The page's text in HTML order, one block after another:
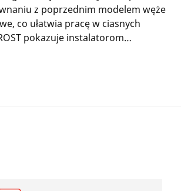
z poprzednim modelem węże
co ułatwia pracę w ciasnych
pokazuje instalatorom